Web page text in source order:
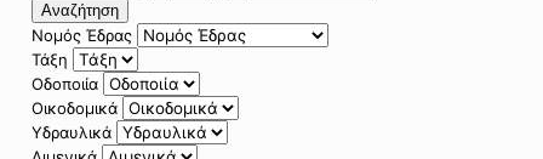
Αναζήτηση
Νομός Έδρας
Τάξη
Οδοποιία
Οικοδομικά
Υδραυλικά